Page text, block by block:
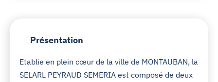
Présentation
Etablie en plein cœur de la ville de MONTAUBAN, la
SELARL PEYRAUD SEMERIA est composé de deux